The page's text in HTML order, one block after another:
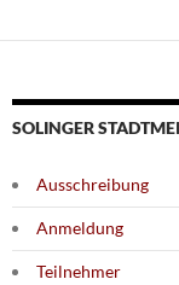
SOLINGER
Ausschreibung
Anmeldung
Teilnehmer